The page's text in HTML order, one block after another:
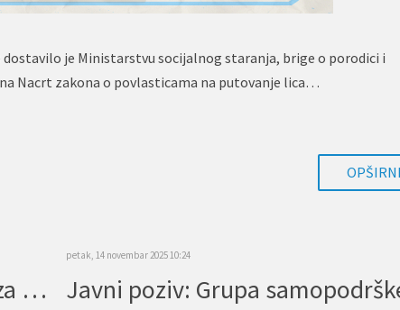
dostavilo je Ministarstvu socijalnog staranja, brige o porodici i
Nacrt zakona o povlasticama na putovanje lica…
Javni poziv za roditelje i djecu za učešće u konsultacijama o potrebama i prilagođavanju programa podrške
petak, 14 novembar 2025 10:24